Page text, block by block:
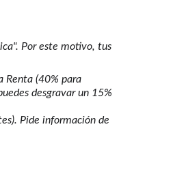
Por este motivo, tus
Renta (40% para
desgravar un 15%
Pide información de